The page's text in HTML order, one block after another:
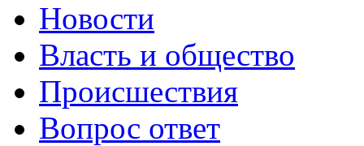
Новости
Власть и общество
Происшествия
Вопрос ответ